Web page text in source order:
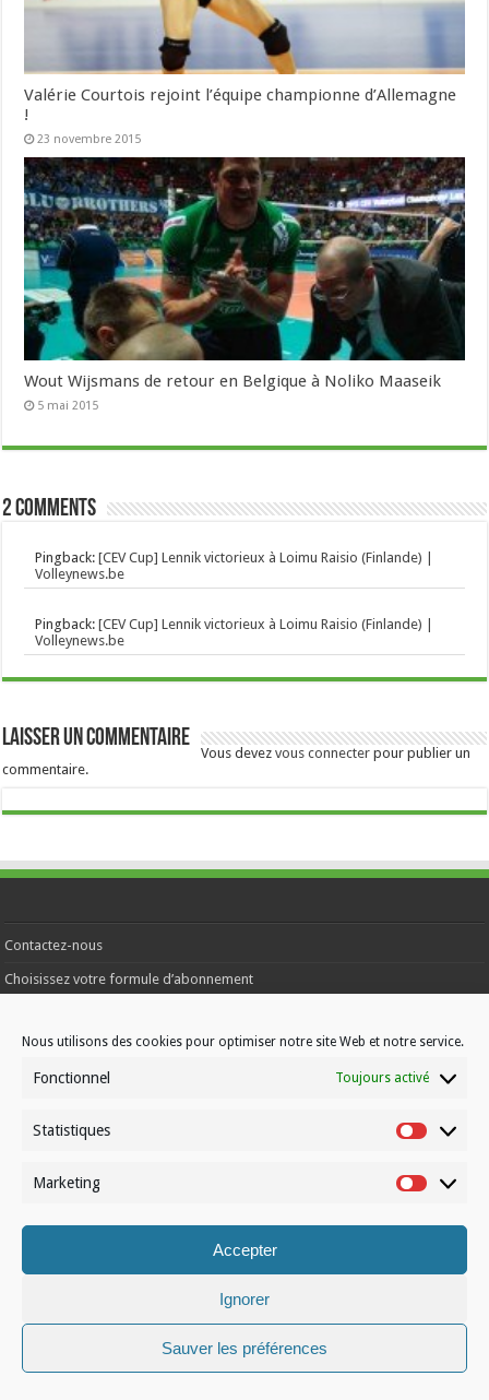
Nous utilisons des cookies pour optimiser notre site Web et notre service.
Fonctionnel Toujours activé
Statistiques
Marketing
Accepter
Ignorer
Sauver les préférences
Valérie Courtois rejoint l’équipe championne d’Allemagne
!
23 novembre 2015
Wout Wijsmans de retour en Belgique à Noliko Maaseik
5 mai 2015
2 comments
Pingback:[CEV Cup] Lennik victorieux à Loimu Raisio (Finlande) |
Volleynews.be
Pingback:[CEV Cup] Lennik victorieux à Loimu Raisio (Finlande) |
Volleynews.be
Laisser un commentaire
Vous devezvous connecter pour publier un
commentaire.
Contactez-nous
Choisissez votre formule d’abonnement